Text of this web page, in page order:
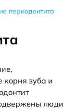
периодонтита
корня зуба и
люди